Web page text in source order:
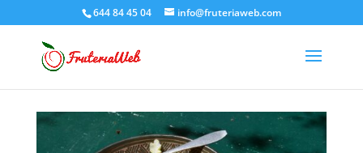
644 84 45 04 info@fruteriaweb.com